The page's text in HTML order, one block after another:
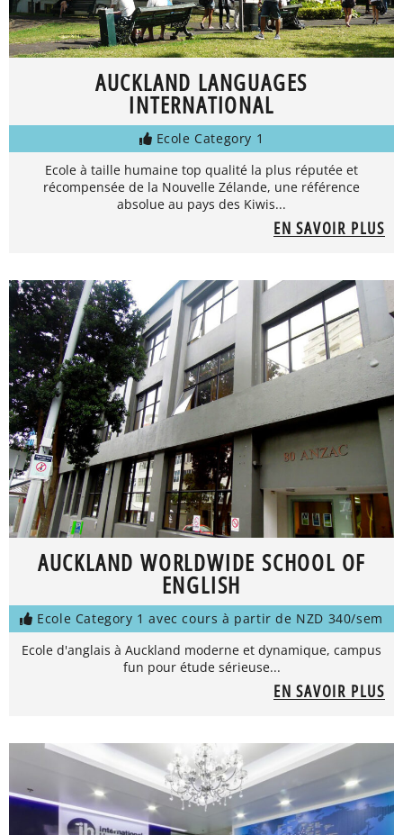
AUCKLAND LANGUAGES
INTERNATIONAL
Ecole Category 1
Ecole à taille humaine top qualité la plus réputée et
récompensée de la Nouvelle Zélande, une référence
absolue au pays des Kiwis...
EN SAVOIR PLUS
AUCKLAND WORLDWIDE SCHOOL OF
ENGLISH
Ecole Category 1 avec cours à partir de NZD 340/sem
Ecole d'anglais à Auckland moderne et dynamique, campus
fun pour étude sérieuse...
EN SAVOIR PLUS